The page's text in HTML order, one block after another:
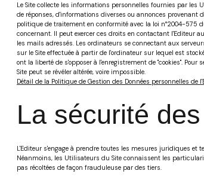
Le Site collecte les informations personnelles fournies par les
de réponses, d'informations diverses ou annonces provenant
politique de traitement en conformité avec la loi n°2004-575
concernant. Il peut exercer ces droits en contactant l'Editeur
les mails adressés. Les ordinateurs se connectant aux
sur le Site effectuée à partir de l'ordinateur sur lequel est
ont la liberté de s'opposer à l'enregistrement de "cookies".
Site peut se révéler altérée, voire impossible.
Détail de la Politique de Gestion des Données personnelles de
La sécurité
L'Editeur s'engage à prendre toutes les mesures juridiques et
Néanmoins, les Utilisateurs du Site connaissent les
pas récoltées de façon frauduleuse par des tiers.